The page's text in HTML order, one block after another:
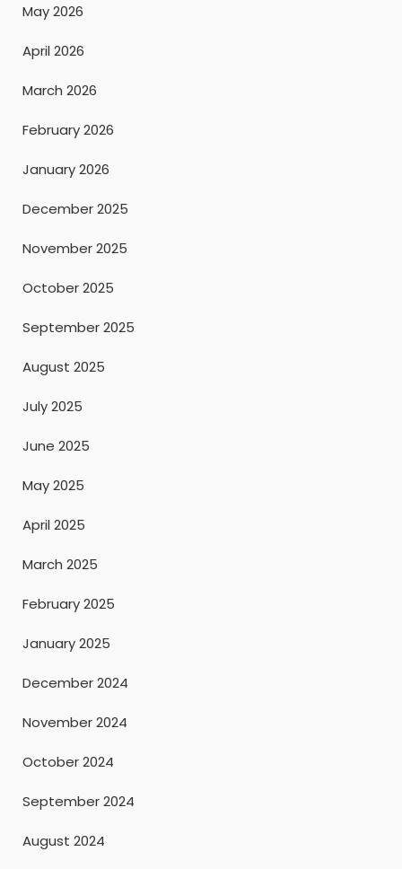
May 2026
April 2026
March 2026
February 2026
January 2026
December 2025
November 2025
October 2025
September 2025
August 2025
July 2025
June 2025
May 2025
April 2025
March 2025
February 2025
January 2025
December 2024
November 2024
October 2024
September 2024
August 2024